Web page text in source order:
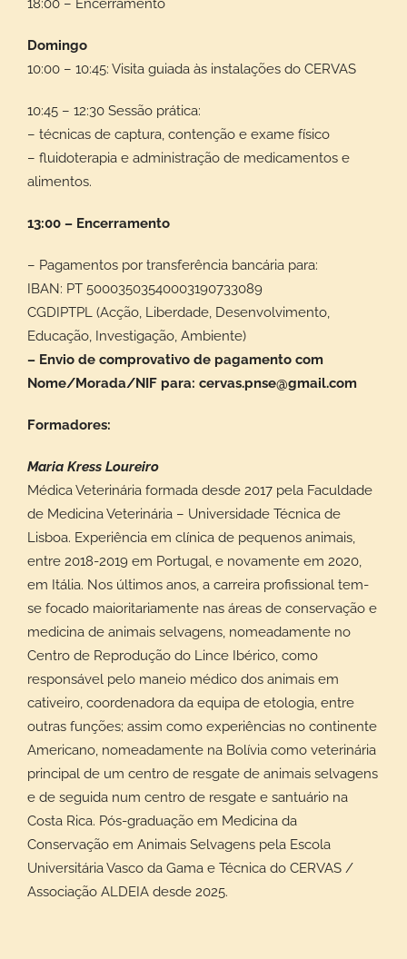
18:00 – Encerramento
Domingo
10:00 – 10:45: Visita guiada às instalações do CERVAS
10:45 – 12:30 Sessão prática:
– técnicas de captura, contenção e exame físico
– fluidoterapia e administração de medicamentos e
alimentos.
13:00 – Encerramento
– Pagamentos por transferência bancária para:
IBAN: PT 50003503540003190733089
CGDIPTPL (Acção, Liberdade, Desenvolvimento,
Educação, Investigação, Ambiente)
– Envio de comprovativo de pagamento com
Nome/Morada/NIF para: cervas.pnse@gmail.com
Formadores:
Maria Kress Loureiro
Médica Veterinária formada desde 2017 pela Faculdade
de Medicina Veterinária – Universidade Técnica de
Lisboa. Experiência em clínica de pequenos animais,
entre 2018-2019 em Portugal, e novamente em 2020,
em Itália. Nos últimos anos, a carreira profissional tem-
se focado maioritariamente nas áreas de conservação e
medicina de animais selvagens, nomeadamente no
Centro de Reprodução do Lince Ibérico, como
responsável pelo maneio médico dos animais em
cativeiro, coordenadora da equipa de etologia, entre
outras funções; assim como experiências no continente
Americano, nomeadamente na Bolívia como veterinária
principal de um centro de resgate de animais selvagens
e de seguida num centro de resgate e santuário na
Costa Rica. Pós-graduação em Medicina da
Conservação em Animais Selvagens pela Escola
Universitária Vasco da Gama e Técnica do CERVAS /
Associação ALDEIA desde 2025.